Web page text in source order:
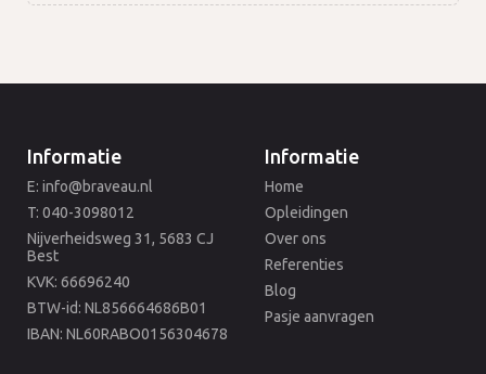
Informatie
E: info@braveau.nl
T: 040-3098012
Nijverheidsweg 31, 5683 CJ
Best
KVK: 66696240
BTW-id: NL856664686B01
IBAN: NL60RABO0156304678
Informatie
Home
Opleidingen
Over ons
Referenties
Blog
Pasje aanvragen